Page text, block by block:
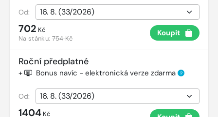
Od:
702 Kč
Na stánku:754 Kč
Koupit
Roční předplatné
+ Bonus navíc - elektronická verze zdarma ?
Od:
1404 Kč